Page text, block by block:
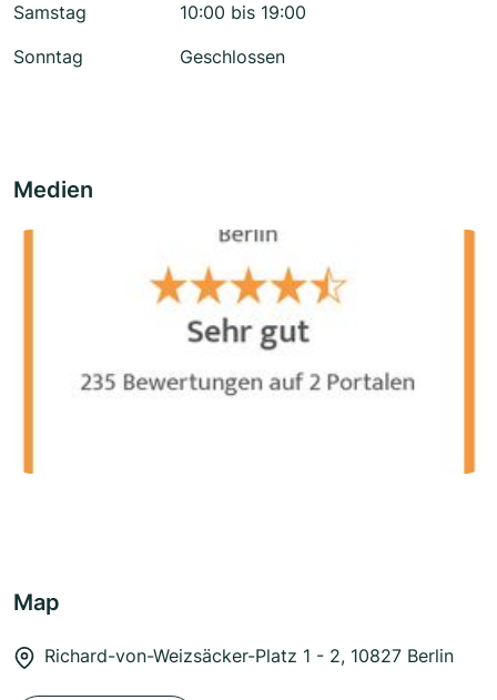
Samstag
10:00 bis 19:00
Sonntag
Geschlossen
Medien
Map
Richard-von-Weizsäcker-Platz 1 - 2, 10827 Berlin